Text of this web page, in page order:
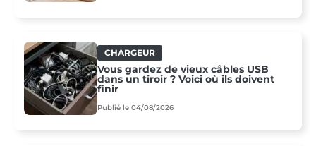
CHARGEUR
Vous gardez de vieux câbles USB
dans un tiroir ? Voici où ils doivent
finir
Publié le 04/08/2026